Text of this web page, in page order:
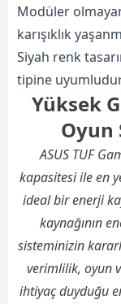
Modüler
karışıklık
Siyah renk
tipine
Yüksek
Oyun
ASUS TUF
kapasitesi ile en
ideal bir enerji
kaynağının
sisteminizin
verimlilik, oyun
ihtiyaç duyduğu